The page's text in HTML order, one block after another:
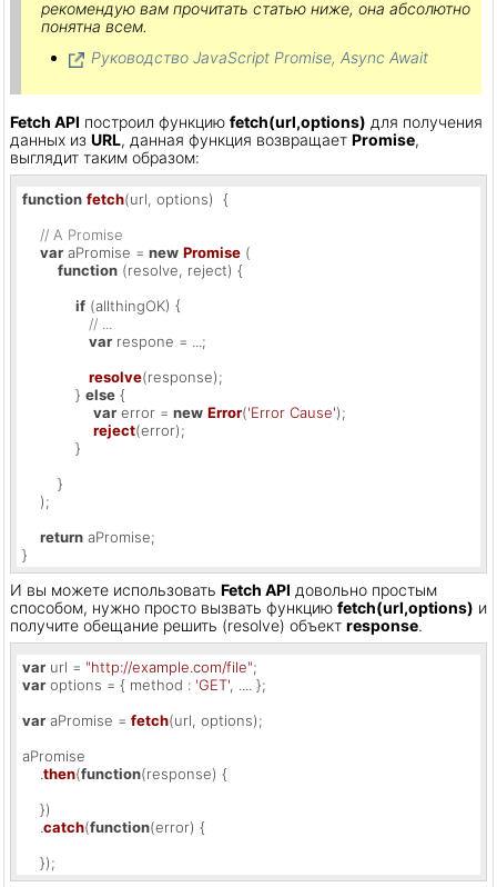
рекомендую вам прочитать статью ниже, она абсолютно
понятна всем.
Руководство JavaScript Promise, Async Await
Fetch API построил функцию fetch(url,options) для получения
данных из URL, данная функция возвращает Promise,
выглядит таким образом:
function fetch(url, options)  {
// A Promise
var aPromise = new Promise (
function (resolve, reject) {
if (allthingOK) {
// ...
var respone = ...;
resolve(response);
            }
else {
var error = new Error('Error Cause');
reject(error);
            }
        }
    );
return aPromise;
}
И вы можете использовать Fetch API довольно простым
способом, нужно просто вызвать функцию fetch(url,options) и
получите обещание решить (resolve) объект response.
var url = "http://example.com/file"
var options = { method : 'GET', .... };
var aPromise = fetch(url, options);
aPromise
then(function(response) {
    })
catch(function(error) {
    });